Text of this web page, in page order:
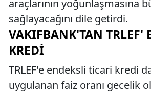
araçlarının yoğunlaşmasına
sağlayacağını dile getirdi.
VAKIFBANK'TAN TRLEF'
KREDI
TRLEF'e endeksli ticari kredi
uygulanan faiz oranı gecelik